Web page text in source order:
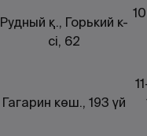
Рудный қ., Горький к-
сі, 62
Гагарин көш., 193 үй